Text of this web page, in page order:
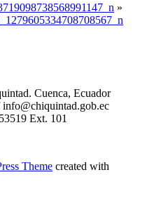
»
Cuenca, Ecuador
Ext. 101
Theme created with